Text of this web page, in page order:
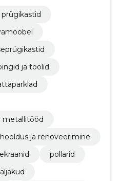
prügikastid
ja toolid
metallitööd
hooldus ja renoveerimine
pollarid